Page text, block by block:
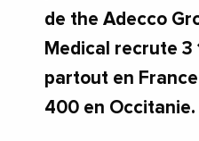
de the Adecco
Medical recrute 3
partout en
400 en Occitanie.